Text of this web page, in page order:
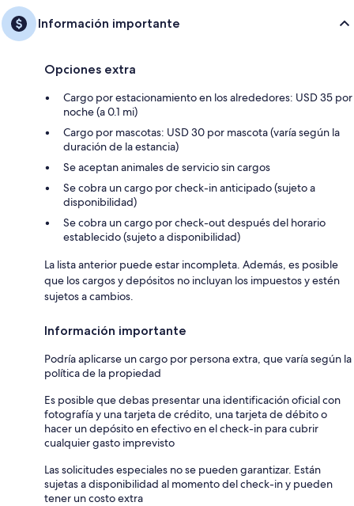
Información importante
Opciones extra
Cargo por estacionamiento en los alrededores: USD 35 por
noche (a 0.1 mi)
Cargo por mascotas: USD 30 por mascota (varía según la
duración de la estancia)
Se aceptan animales de servicio sin cargos
Se cobra un cargo por check-in anticipado (sujeto a
disponibilidad)
Se cobra un cargo por check-out después del horario
establecido (sujeto a disponibilidad)
La lista anterior puede estar incompleta. Además, es posible
que los cargos y depósitos no incluyan los impuestos y estén
sujetos a cambios.
Información importante
Podría aplicarse un cargo por persona extra, que varía según la
política de la propiedad
Es posible que debas presentar una identificación oficial con
fotografía y una tarjeta de crédito, una tarjeta de débito o
hacer un depósito en efectivo en el check-in para cubrir
cualquier gasto imprevisto
Las solicitudes especiales no se pueden garantizar. Están
sujetas a disponibilidad al momento del check-in y pueden
tener un costo extra